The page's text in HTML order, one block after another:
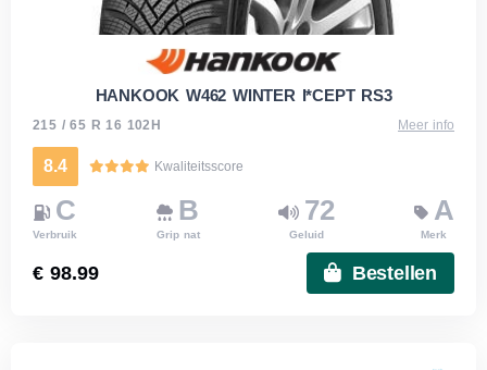
HANKOOK W462 WINTER I*CEPT RS3
215 / 65 R 16 102H Meer info
8.4 Kwaliteitsscore
C
Verbruik
B
Grip nat
72
Geluid
A
Merk
€ 98.99 Bestellen